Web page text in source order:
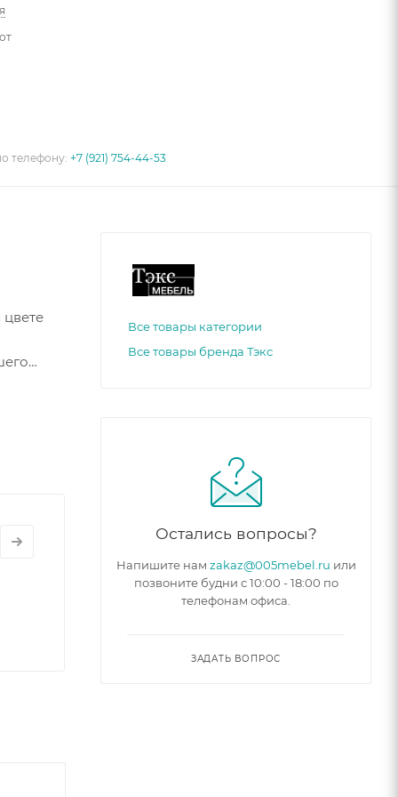
телефону:+7 (921) 754-44-53
Все товары категории
Все товары бренда Тэкс
Остались вопросы?
Напишите нам zakaz@005mebel.ru или
позвоните будни с 10:00 - 18:00 по
телефонам офиса.
ЗАДАТЬ ВОПРОС